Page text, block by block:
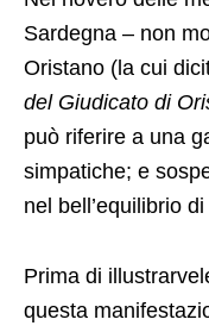
Sardegna – non
Oristano (la cui
del Giudicato di
può riferire a una
simpatiche; e
nel bell’equilibrio
Prima di
questa